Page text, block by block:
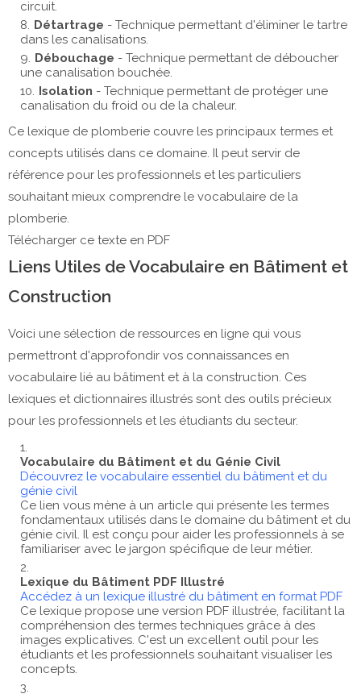
circuit.
Détartrage - Technique permettant d'éliminer le tartre
dans les canalisations.
Débouchage - Technique permettant de déboucher
une canalisation bouchée.
Isolation - Technique permettant de protéger une
canalisation du froid ou de la chaleur.
Ce lexique de plomberie couvre les principaux termes et
concepts utilisés dans ce domaine. Il peut servir de
référence pour les professionnels et les particuliers
souhaitant mieux comprendre le vocabulaire de la
plomberie.
Télécharger ce texte en PDF
Liens Utiles de Vocabulaire en Bâtiment et
Construction
Voici une sélection de ressources en ligne qui vous
permettront d'approfondir vos connaissances en
vocabulaire lié au bâtiment et à la construction. Ces
lexiques et dictionnaires illustrés sont des outils précieux
pour les professionnels et les étudiants du secteur.
Vocabulaire du Bâtiment et du Génie Civil
Découvrez le vocabulaire essentiel du bâtiment et du
génie civil
Ce lien vous mène à un article qui présente les termes
fondamentaux utilisés dans le domaine du bâtiment et du
génie civil. Il est conçu pour aider les professionnels à se
familiariser avec le jargon spécifique de leur métier.
Lexique du Bâtiment PDF Illustré
Accédez à un lexique illustré du bâtiment en format PDF
Ce lexique propose une version PDF illustrée, facilitant la
compréhension des termes techniques grâce à des
images explicatives. C'est un excellent outil pour les
étudiants et les professionnels souhaitant visualiser les
concepts.